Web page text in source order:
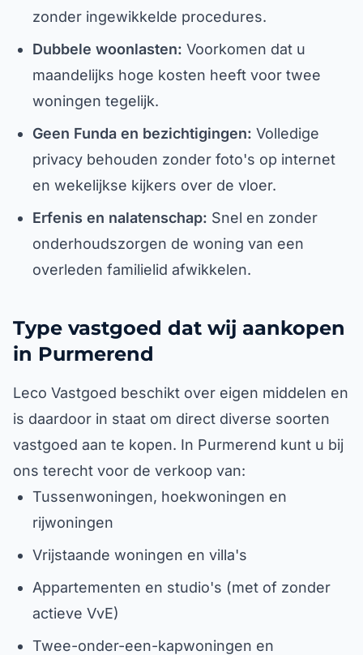
zonder ingewikkelde procedures.
Dubbele woonlasten: Voorkomen dat u
maandelijks hoge kosten heeft voor twee
woningen tegelijk.
Geen Funda en bezichtigingen: Volledige
privacy behouden zonder foto's op internet
en wekelijkse kijkers over de vloer.
Erfenis en nalatenschap: Snel en zonder
onderhoudszorgen de woning van een
overleden familielid afwikkelen.
Type vastgoed dat wij aankopen
in Purmerend
Leco Vastgoed beschikt over eigen middelen en
is daardoor in staat om direct diverse soorten
vastgoed aan te kopen. In Purmerend kunt u bij
ons terecht voor de verkoop van:
Tussenwoningen, hoekwoningen en
rijwoningen
Vrijstaande woningen en villa's
Appartementen en studio's (met of zonder
actieve VvE)
Twee-onder-een-kapwoningen en